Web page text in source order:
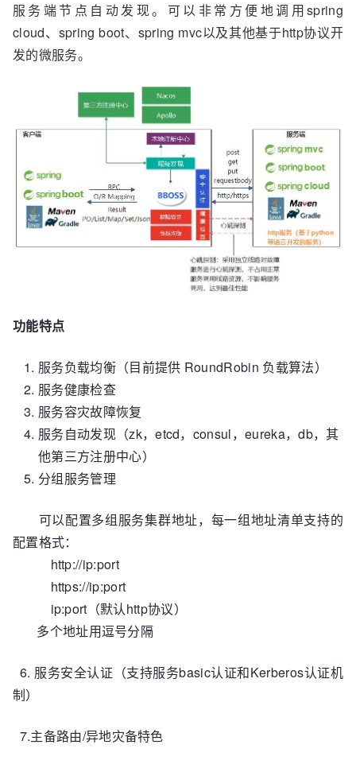
服务端节点自动发现。可以非常方便地调用spring
cloud、spring boot、spring mvc以及其他基于http协议开
发的微服务。
功能特点
服务负载均衡（目前提供 RoundRobin 负载算法）
服务健康检查
服务容灾故障恢复
服务自动发现（zk，etcd，consul，eureka，db，其
他第三方注册中心）
分组服务管理
可以配置多组服务集群地址，每一组地址清单支持的
配置格式：
http://ip:port
https://ip:port
ip:port（默认http协议）
多个地址用逗号分隔
6. 服务安全认证（支持服务basic认证和Kerberos认证机
制）
7.主备路由/异地灾备特色